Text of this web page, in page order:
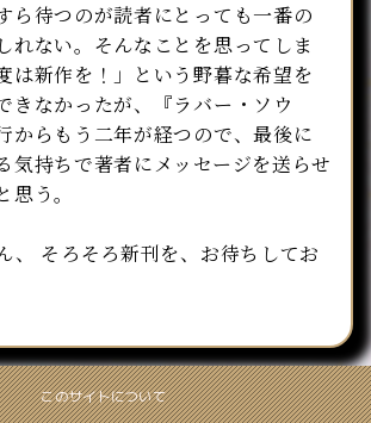
ら待つのが読者にとっても一番の
れない。そんなことを思ってしま
は新作を！」という野暮な希望を
きなかったが、『ラバー・ソウ
からもう二年が経つので、最後に
気持ちで著者にメッセージを送らせ
う。
、 そろそろ新刊を、お待ちしてお
このサイトについて